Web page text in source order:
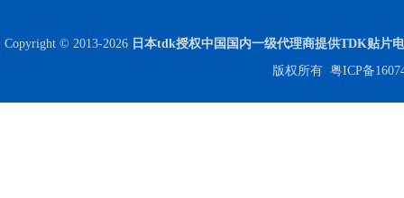
Copyright © 2013-2026 日本tdk授权中国国内一级代理商提供TDK贴片
版权所有 粤ICP备